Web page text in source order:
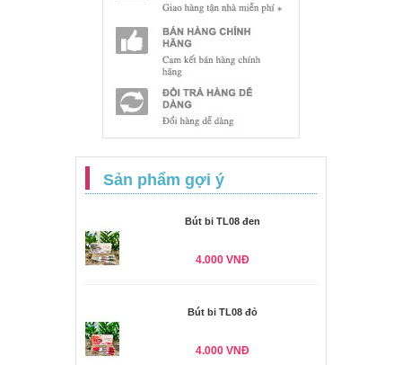
Sản phẩm gợi ý
Bút bi TL08 đen
4.000 VNĐ
Bút bi TL08 đỏ
4.000 VNĐ